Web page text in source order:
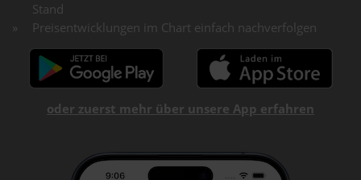
Stand
Preisentwicklungen im Chart einfach nachverfolgen
oder zuerst mehr über unsere App erfahren